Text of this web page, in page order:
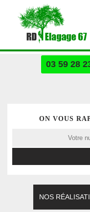
03 59 28
ON VOUS
NOS